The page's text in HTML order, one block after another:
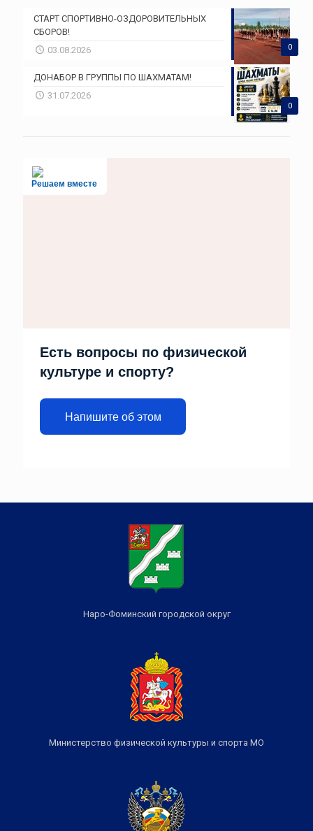
0
СТАРТ СПОРТИВНО-ОЗДОРОВИТЕЛЬНЫХ
СБОРОВ!
03.08.2026
0
ДОНАБОР В ГРУППЫ ПО ШАХМАТАМ!
31.07.2026
Решаем вместе
Есть вопросы по физической
культуре и спорту?
Напишите об этом
Наро-Фоминский городской округ
Министерство физической культуры и спорта МО